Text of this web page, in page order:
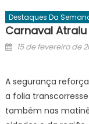
Destaques Da
Carnaval Atraiu
Posted
15 de fevereiro de
A segurança
a folia
também nas